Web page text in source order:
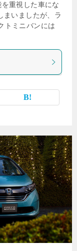
重視した車にな
まいましたが、ラ
トミニバンには